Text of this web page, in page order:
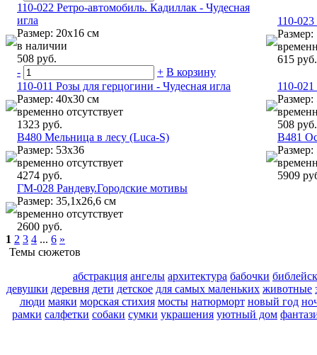
110-022 Ретро-автомобиль. Кадиллак - Чудесная
игла
Размер: 20х16 см
в наличии
508 руб.
-
+ В корзину
110-
Размер:
615 руб.
110-011 Розы для герцогини - Чудесная игла
Размер: 40х30 см
временно отсутствует
1323 руб.
110-
Размер:
508 руб.
B480 Мельница в лесу (Luca-S)
Размер: 53x36
временно отсутствует
4274 руб.
B481
Размер:
5909
ГМ-028 Рандеву.Городские мотивы
Размер: 35,1х26,6 см
временно отсутствует
2600 руб.
1 2 3 4 ... 6 »
Темы сюжетов
абстракция ангелы архитектура бабочки
девушки деревня дети детское для самых маленьких животные
люди маяки морская стихия мосты натюрморт новый год
рамки салфетки собаки сумки украшения уютный дом